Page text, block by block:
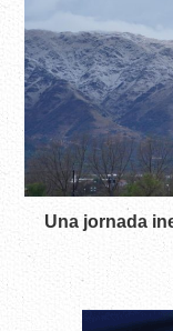
Una jornada